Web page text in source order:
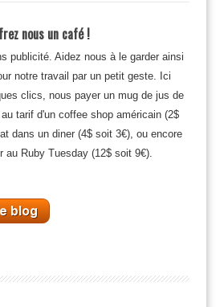
nous un café !
publicité. Aidez nous à le garder ainsi
notre travail par un petit geste. Ici
clics, nous payer un mug de jus de
tarif d'un coffee shop américain (2$
dans un diner (4$ soit 3€), ou encore
au Ruby Tuesday (12$ soit 9€).